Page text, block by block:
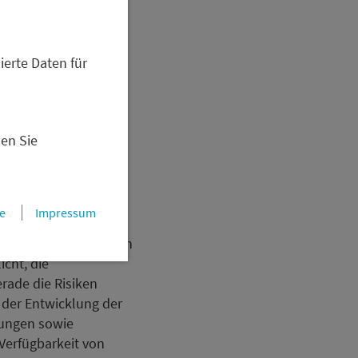
Daten für
Sie
Impressum
Je nach
Private Equity an
die
die Risiken
Entwicklung der
sowie
von